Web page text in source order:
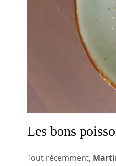
Les bons
Tout récemment,